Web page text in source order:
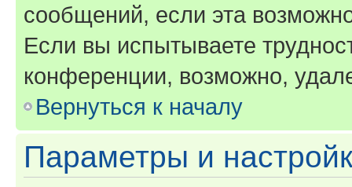
сообщений, если эта
Если вы испытываете
конференции, возможно,
Вернуться к началу
Параметры и